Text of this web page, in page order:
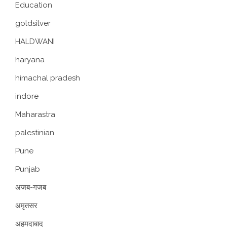
Education
goldsilver
HALDWANI
haryana
himachal pradesh
indore
Maharastra
palestinian
Pune
Punjab
अजब-गजब
अमृतसर
अहमदाबाद